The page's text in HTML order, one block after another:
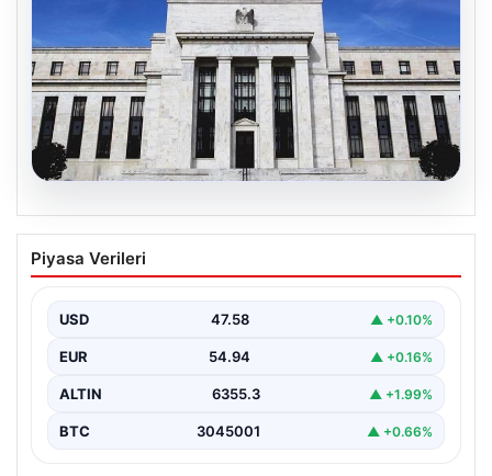
04.08.2026
Fed faizi sabit tuttu
Piyasa Verileri
USD 47.58 ▲ +0.10%
EUR 54.94 ▲ +0.16%
ALTIN 6355.3 ▲ +1.99%
BTC 3045001 ▲ +0.66%